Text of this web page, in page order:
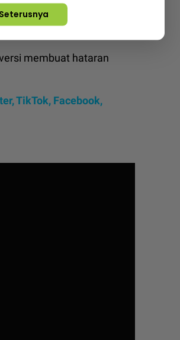
Aku bahagia
membuat hataran
TikTok, Facebook,
Seterusnya